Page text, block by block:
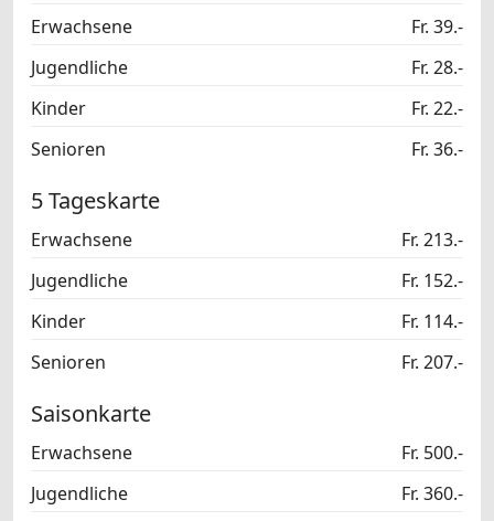
Erwachsene
Fr. 39.-
Jugendliche
Fr. 28.-
Kinder
Fr. 22.-
Senioren
Fr. 36.-
5 Tageskarte
Erwachsene
Fr. 213.-
Jugendliche
Fr. 152.-
Kinder
Fr. 114.-
Senioren
Fr. 207.-
Saisonkarte
Erwachsene
Fr. 500.-
Jugendliche
Fr. 360.-